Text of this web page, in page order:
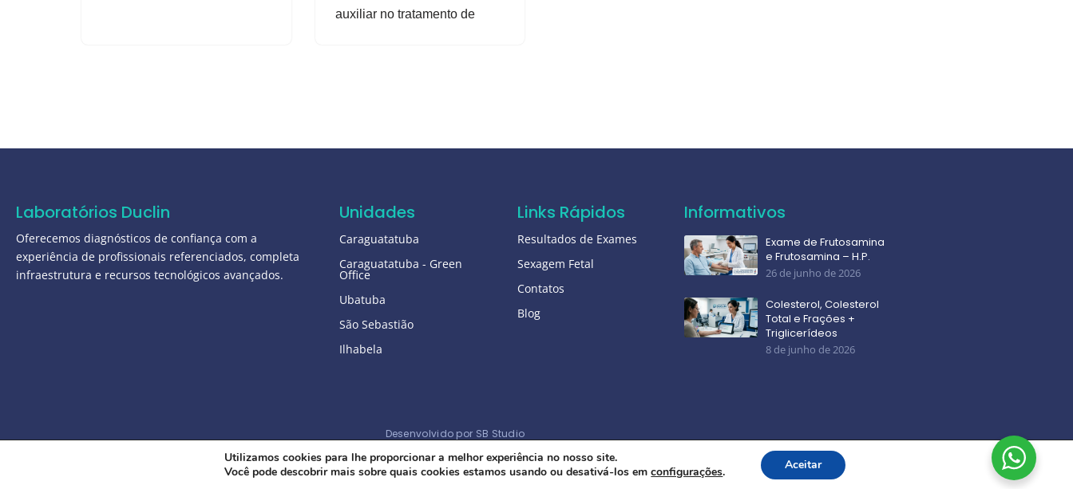
auxiliar no tratamento de
Laboratórios Duclin
Oferecemos diagnósticos de confiança com a
experiência de profissionais referenciados, completa
infraestrutura e recursos tecnológicos avançados.
Unidades
Caraguatatuba
Caraguatatuba - Green
Office
Ubatuba
São Sebastião
Ilhabela
Links Rápidos
Resultados de Exames
Sexagem Fetal
Contatos
Blog
Informativos
Exame de Frutosamina
e Frutosamina – H.P.
26 de junho de 2026
Colesterol, Colesterol
Total e Frações +
Triglicerídeos
8 de junho de 2026
Desenvolvido por SB Studio
Utilizamos cookies para lhe proporcionar a melhor experiência no nosso site.
Você pode descobrir mais sobre quais cookies estamos usando ou desativá-los emconfigurações. Aceitar